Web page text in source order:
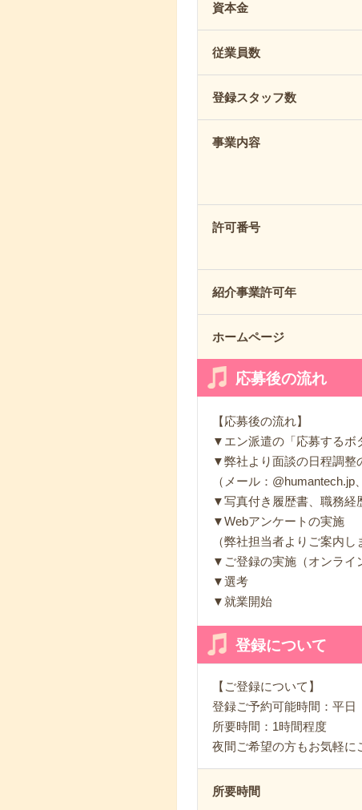
資本金
従業員数
登録スタッフ数
事業内容
許可番号
紹介事業許可年
ホームページ
応募後の流れ
【応募後の流れ】
▼エン派遣の「応募するボ
▼弊社より面談の日程調整
（メール：@humantech.jp
▼写真付き履歴書、職務経
▼Webアンケートの実施
（弊社担当者よりご案内し
▼ご登録の実施（オンラ
▼選考
▼就業開始
登録について
【ご登録について】
登録ご予約可能時間：平日
所要時間：1時間程度
夜間ご希望の方もお気軽に
所要時間